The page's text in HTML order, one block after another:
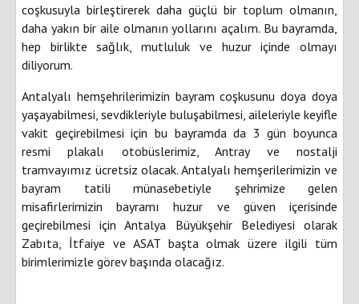
coşkusuyla birleştirerek daha güçlü bir toplum olmanın,
daha yakın bir aile olmanın yollarını açalım. Bu bayramda,
hep birlikte sağlık, mutluluk ve huzur içinde olmayı
diliyorum.
Antalyalı hemşehrilerimizin bayram coşkusunu doya doya
yaşayabilmesi, sevdikleriyle buluşabilmesi, aileleriyle keyifle
vakit geçirebilmesi için bu bayramda da 3 gün boyunca
resmi plakalı otobüslerimiz, Antray ve nostalji
tramvayımız ücretsiz olacak. Antalyalı hemşerilerimizin ve
bayram tatili münasebetiyle şehrimize gelen
misafirlerimizin bayramı huzur ve güven içerisinde
geçirebilmesi için Antalya Büyükşehir Belediyesi olarak
Zabıta, İtfaiye ve ASAT başta olmak üzere ilgili tüm
birimlerimizle görev başında olacağız.